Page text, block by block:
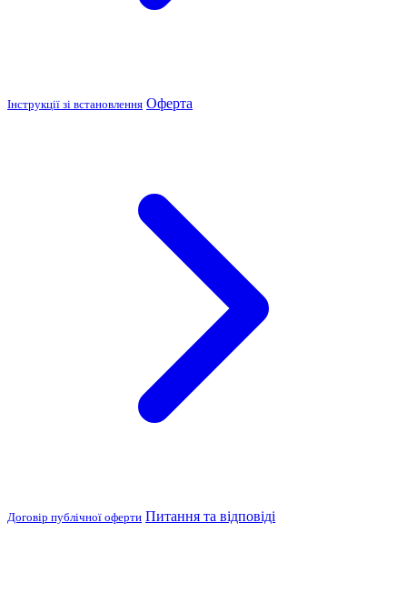
Інструкції зі встановлення Оферта
Договір публічної оферти Питання та відповіді